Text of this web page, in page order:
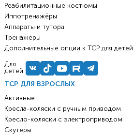
ТСР ДЛЯ ВЗРОСЛЫХ
Активные
Кресла-коляски с ручным приводом
Кресло-коляски с электроприводом
Скутеры
Реабилитационные костюмы
Иппотренажёры
Аппараты и тутора
Тренажёры
Дополнительные опции к ТСР для детей
Для
детей